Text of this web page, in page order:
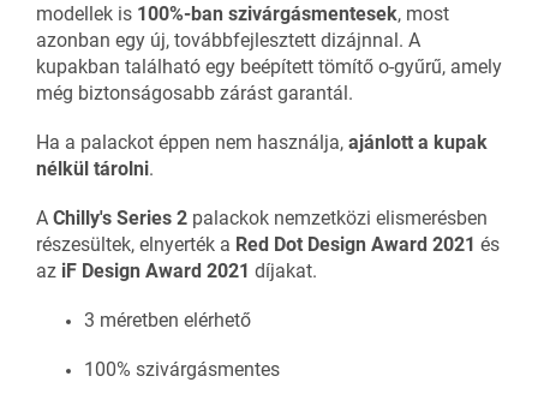
modellek is 100%-ban szivárgásmentesek, most
azonban egy új, továbbfejlesztett dizájnnal. A
kupakban található egy beépített tömítő o-gyűrű, amely
még biztonságosabb zárást garantál.
Ha a palackot éppen nem használja, ajánlott a kupak
nélkül tárolni.
A Chilly's Series 2 palackok nemzetközi elismerésben
részesültek, elnyerték a Red Dot Design Award 2021 és
az iF Design Award 2021 díjakat.
3 méretben elérhető
100% szivárgásmentes